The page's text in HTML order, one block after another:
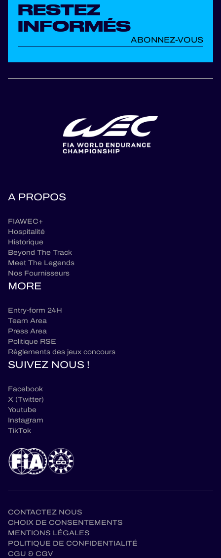
RESTEZ
INFORMÉS
ABONNEZ-VOUS
A PROPOS
FIAWEC+
Hospitalité
Historique
Beyond The Track
Meet The Legends
Nos Fournisseurs
MORE
Entry-form 24H
Team Area
Press Area
Politique RSE
Règlements des jeux concours
SUIVEZ NOUS !
Facebook
X (Twitter)
Youtube
Instagram
TikTok
CONTACTEZ NOUS
CHOIX DE CONSENTEMENTS
MENTIONS LÉGALES
POLITIQUE DE CONFIDENTIALITÉ
CGU & CGV